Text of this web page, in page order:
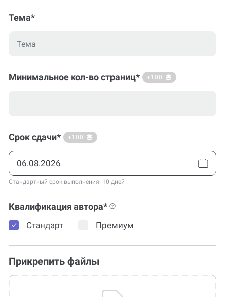
Тема*
Минимальное кол-во страниц* +100
Срок сдачи* +100
Стандартный срок выполнения: 10 дней
Квалификация автора*
Стандарт Премиум
Прикрепить файлы